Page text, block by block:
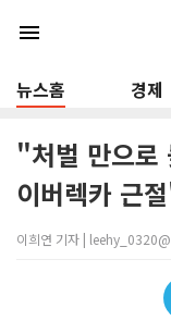
menu
뉴스홈 경제
"처벌 만으
이버렉카 근
이희연 기자 |